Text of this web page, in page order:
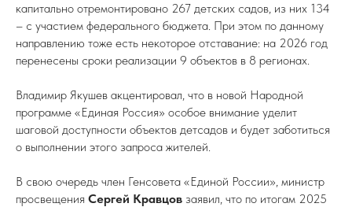
капитально отремонтировано 267 детских садов, из них 134
– с участием федерального бюджета. При этом по данному
направлению тоже есть некоторое отставание: на 2026 год
перенесены сроки реализации 9 объектов в 8 регионах.
Владимир Якушев акцентировал, что в новой Народной
программе «Единая Россия» особое внимание уделит
шаговой доступности объектов детсадов и будет заботиться
о выполнении этого запроса жителей.
В свою очередь член Генсовета «Единой России», министр
просвещения Сергей Кравцов заявил, что по итогам 2025